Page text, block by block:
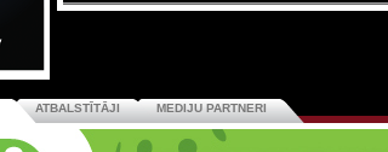
ATBALSTĪTĀJI MEDIJU PARTNERI